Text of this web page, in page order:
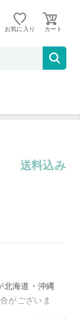
お気に入り
マスク グ
送料込み
北海道・沖縄
がございま